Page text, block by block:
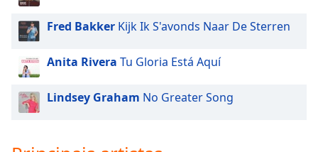
Fullscreen
This
modal
window.
Fred Bakker Kijk Ik S'avonds Naar De Sterren
Anita Rivera Tu Gloria Está Aquí
Lindsey Graham No Greater Song